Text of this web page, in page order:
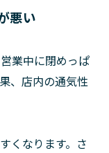
悪い
業中に閉めっぱ
、店内の通気性
くなります。さ